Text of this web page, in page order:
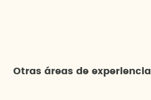
Otras áreas de experiencia